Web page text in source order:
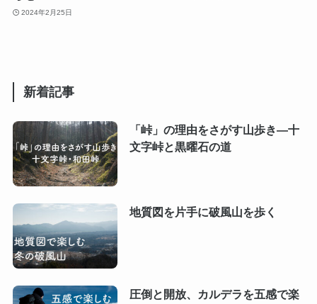
2024年2月25日
新着記事
「峠」の理由をさがす山歩き―十
文字峠と黒曜石の道
地質図を片手に破風山を歩く
圧倒と開放、カルデラを五感で楽